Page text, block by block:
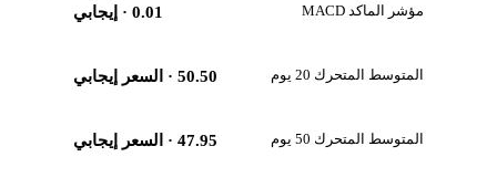
مؤشر الماكد MACD 0.01· إيجابي
المتوسط المتحرك 20 يوم 50.50· السعر إيجابي
المتوسط المتحرك 50 يوم 47.95· السعر إيجابي